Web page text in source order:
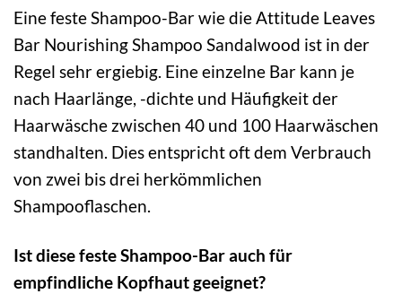
Eine feste Shampoo-Bar wie die Attitude Leaves
Bar Nourishing Shampoo Sandalwood ist in der
Regel sehr ergiebig. Eine einzelne Bar kann je
nach Haarlänge, -dichte und Häufigkeit der
Haarwäsche zwischen 40 und 100 Haarwäschen
standhalten. Dies entspricht oft dem Verbrauch
von zwei bis drei herkömmlichen
Shampooflaschen.
Ist diese feste Shampoo-Bar auch für
empfindliche Kopfhaut geeignet?